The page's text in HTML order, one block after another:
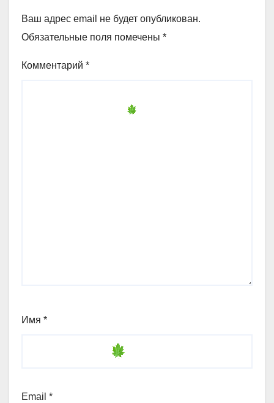
Ваш адрес email не будет опубликован.
Обязательные поля помечены *
Комментарий *
Имя *
Email *